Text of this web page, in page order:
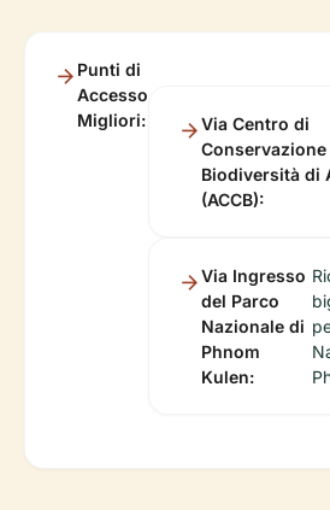
Punti di
Accesso
Migliori:
Via Centro di
Conservazione
Biodiversità di
(ACCB):
Via Ingresso
del Parco
Nazionale di
Phnom
Kulen: